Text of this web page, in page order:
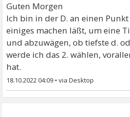
Guten Morgen
Ich bin in der D. an einen
einiges machen läßt, um eine
und abzuwägen, ob tiefste d.
werde ich das 2. wählen,
hat.
18.10.2022 04:09 •